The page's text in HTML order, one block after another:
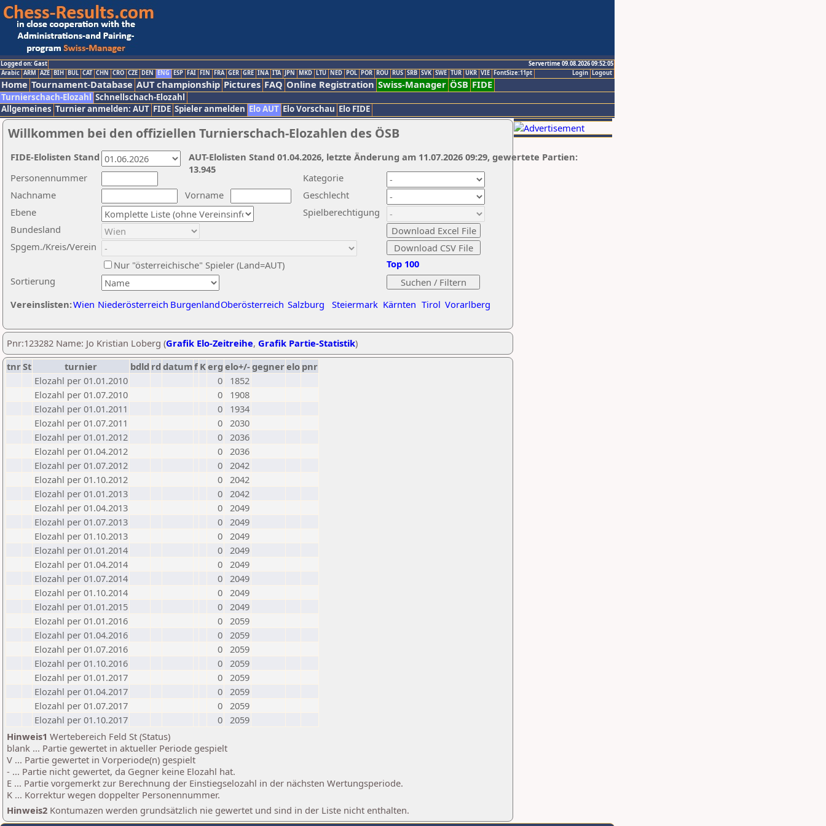
Logged on: Gast
Servertime 09.08.2026 09:52:05
Logout
Login
Arabic ARM AZE BIH BUL CAT CHN CRO CZE DEN ENG ESP FAI FIN FRA GER GRE INA ITA JPN MKD LTU NED POL POR ROU RUS SRB SVK SWE TUR UKR VIE FontSize:11pt
Home Tournament-Database AUT championship Pictures FAQ Online Registration Swiss-Manager ÖSB FIDE
Turnierschach-Elozahl Schnellschach-Elozahl
Allgemeines Turnier anmelden: AUT FIDE Spieler anmelden Elo AUT Elo Vorschau Elo FIDE
Willkommen bei den offiziellen Turnierschach-Elozahlen des ÖSB
Nachname
Vorname
Ebene
Kategorie
Sortierung
Personennummer
Bundesland
Spgem./Kreis/Verein
Geschlecht
Nur "österreichische" Spieler (Land=AUT)
Spielberechtigung
Vereinslisten:Wien Niederösterreich BurgenlandOberösterreich Salzburg Steiermark Kärnten Tirol Vorarlberg
Top 100
AUT-Elolisten Stand 01.04.2026, letzte Änderung am 11.07.2026 09:29, gewertete Partien:
13.945
FIDE-Elolisten Stand
Pnr:123282 Name: Jo Kristian Loberg (Grafik Elo-Zeitreihe, Grafik Partie-Statistik)
tnrSt turnier bdld rd datumf Kerg elo+/-gegnerelo pnr
Elozahl per 01.01.2010
0
1852
Elozahl per 01.07.2010
0
1908
Elozahl per 01.01.2011
0
1934
Elozahl per 01.07.2011
0 2030
Elozahl per 01.01.2012
0 2036
Elozahl per 01.04.2012
0 2036
Elozahl per 01.07.2012
0 2042
Elozahl per 01.10.2012
0 2042
Elozahl per 01.01.2013
0 2042
Elozahl per 01.04.2013
0 2049
Elozahl per 01.07.2013
0 2049
Elozahl per 01.10.2013
0 2049
Elozahl per 01.01.2014
0 2049
Elozahl per 01.04.2014
0 2049
Elozahl per 01.07.2014
0 2049
Elozahl per 01.10.2014
0 2049
Elozahl per 01.01.2015
0 2049
Elozahl per 01.01.2016
0 2059
Elozahl per 01.04.2016
0 2059
Elozahl per 01.07.2016
0 2059
Elozahl per 01.10.2016
0 2059
Elozahl per 01.01.2017
0 2059
Elozahl per 01.04.2017
0 2059
Elozahl per 01.07.2017
0 2059
Elozahl per 01.10.2017
0 2059
Hinweis1 Wertebereich Feld St (Status)
blank ... Partie gewertet in aktueller Periode gespielt
V ... Partie gewertet in Vorperiode(n) gespielt
- ... Partie nicht gewertet, da Gegner keine Elozahl hat.
E ... Partie vorgemerkt zur Berechnung der Einstiegselozahl in der nächsten Wertungsperiode.
K ... Korrektur wegen doppelter Personennummer.
Hinweis2 Kontumazen werden grundsätzlich nie gewertet und sind in der Liste nicht enthalten.